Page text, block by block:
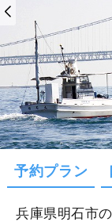
予約プラン
兵庫県明石市